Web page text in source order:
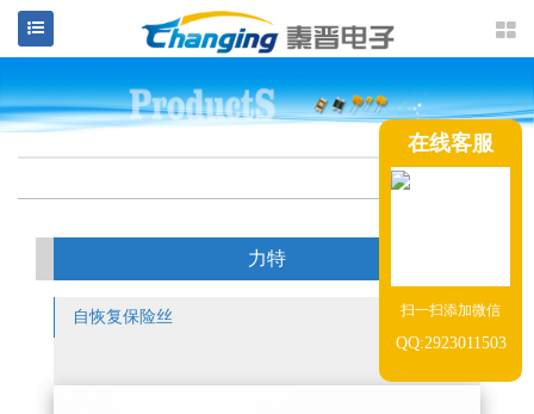
在线客服
扫一扫添加微信
QQ:2923011503
力特
自恢复保险丝